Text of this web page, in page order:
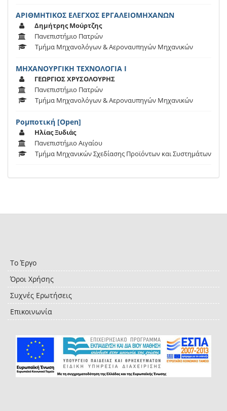
ΑΡΙΘΜΗΤΙΚΟΣ ΕΛΕΓΧΟΣ ΕΡΓΑΛΕΙΟΜΗΧΑΝΩΝ
Δημήτρης Μούρτζης
Πανεπιστήμιο Πατρών
Τμήμα Μηχανολόγων & Αεροναυπηγών Μηχανικών
ΜΗΧΑΝΟΥΡΓΙΚΗ ΤΕΧΝΟΛΟΓΙΑ Ι
ΓΕΩΡΓΙΟΣ ΧΡΥΣΟΛΟΥΡΗΣ
Πανεπιστήμιο Πατρών
Τμήμα Μηχανολόγων & Αεροναυπηγών Μηχανικών
Ρομποτική [Open]
Ηλίας Ξυδιάς
Πανεπιστήμιο Αιγαίου
Τμήμα Μηχανικών Σχεδίασης Προϊόντων και Συστημάτων
Το Έργο
Όροι Χρήσης
Συχνές Ερωτήσεις
Επικοινωνία